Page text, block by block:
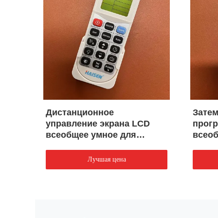
Дистанционное
управление экрана LCD
всеобщее умное для
Лучшая цена